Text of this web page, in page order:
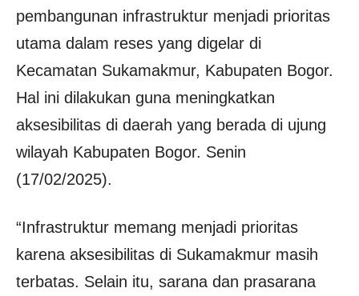
pembangunan infrastruktur menjadi prioritas
utama dalam reses yang digelar di
Kecamatan Sukamakmur, Kabupaten Bogor.
Hal ini dilakukan guna meningkatkan
aksesibilitas di daerah yang berada di ujung
wilayah Kabupaten Bogor. Senin
(17/02/2025).
“Infrastruktur memang menjadi prioritas
karena aksesibilitas di Sukamakmur masih
terbatas. Selain itu, sarana dan prasarana